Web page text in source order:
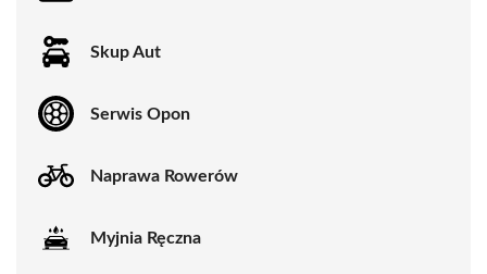
Skup Aut
Serwis Opon
Naprawa Rowerów
Myjnia Ręczna